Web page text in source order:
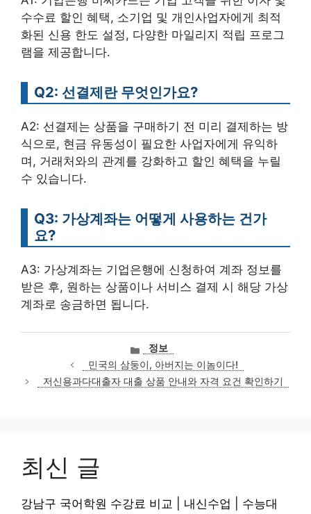
수수료 할인 혜택, 소기업 및 개인사업자에게 최적
화된 신용 한도 설정, 다양한 마일리지 적립 프로그
램을 제공합니다.
Q2: 선결제란 무엇인가요?
A2: 선결제는 상품을 구매하기 전 미리 결제하는 방
식으로, 현금 유동성이 필요한 사업자에게 유익하
며, 거래처와의 관계를 강화하고 할인 혜택을 누릴
수 있습니다.
Q3: 가상계좌는 어떻게 사용하는 건가
요?
A3: 가상계좌는 기업은행에 신청하여 계좌 정보를
받은 후, 원하는 상품이나 서비스 결제 시 해당 가상
계좌로 송금하면 됩니다.
카
테
고
리
정보
민국의 삼둥이, 아버지는 이놈이다!
저신용과다대출자 대출 상품 안내와 자격 요건 확인하기
최신 글
강남구 국어학원 수강료 비교 | 내신수업 | 수능대